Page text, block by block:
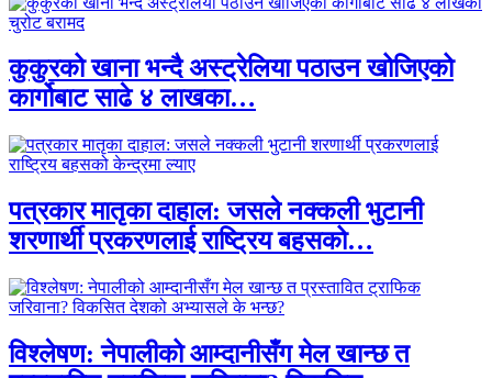
कुकुरको खाना भन्दै अस्ट्रेलिया पठाउन खोजिएको
कार्गोबाट साढे ४ लाखका…
पत्रकार मातृका दाहाल: जसले नक्कली भुटानी
शरणार्थी प्रकरणलाई राष्ट्रिय बहसको…
विश्लेषण: नेपालीको आम्दानीसँग मेल खान्छ त